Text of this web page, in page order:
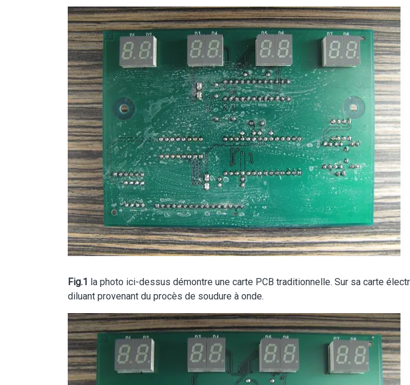
Image
Fig.1 la photo ici-dessus démontre une carte PCB traditionnelle. Sur sa carte
diluant provenant du procès de soudure à onde.
Image